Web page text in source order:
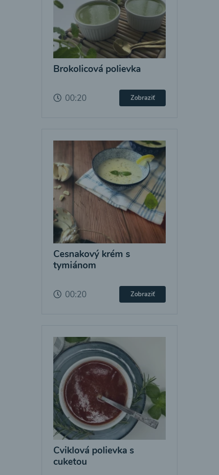
Brokolicová polievka
00:20 Zobraziť
Cesnakový krém s
tymiánom
00:20 Zobraziť
Cviklová polievka s
cuketou